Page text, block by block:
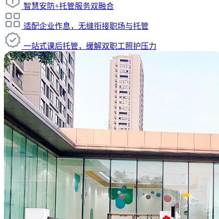
智慧安防+托管服务双融合
适配企业作息，无缝衔接职场与托管
一站式课后托管，缓解双职工照护压力